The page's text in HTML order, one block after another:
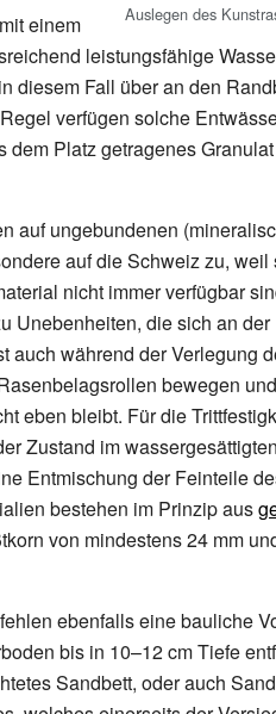
Auslegen des
einem
leistungsfähige
diesem Fall über an den
verfügen solche
Platz getragenes
auf ungebundenen
auf die Schweiz zu, weil
nicht immer verfügbar
Unebenheiten, die sich an der
auch während der Verlegung
bewegen
eben bleibt. Für die
Zustand im
Entmischung der Feinteile
bestehen im Prinzip aus
von mindestens 24 mm
ebenfalls eine bauliche
bis in 10–12cm Tiefe
Sandbett, oder auch